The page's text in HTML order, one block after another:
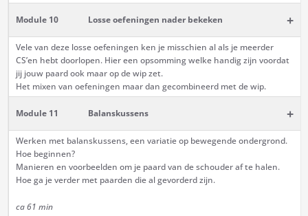
Module 10 Losse oefeningen nader bekeken +
Vele van deze losse oefeningen ken je misschien al als je meerder
CS’en hebt doorlopen. Hier een opsomming welke handig zijn voordat
jij jouw paard ook maar op de wip zet.
Het mixen van oefeningen maar dan gecombineerd met de wip.
Module 11 Balanskussens +
Werken met balanskussens, een variatie op bewegende ondergrond.
Hoe beginnen?
Manieren en voorbeelden om je paard van de schouder af te halen.
Hoe ga je verder met paarden die al gevorderd zijn.
ca 61 min